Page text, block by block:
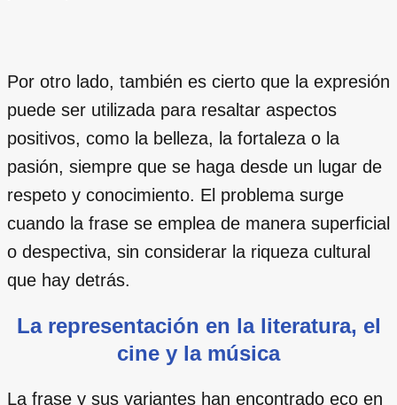
Por otro lado, también es cierto que la expresión
puede ser utilizada para resaltar aspectos
positivos, como la belleza, la fortaleza o la
pasión, siempre que se haga desde un lugar de
respeto y conocimiento. El problema surge
cuando la frase se emplea de manera superficial
o despectiva, sin considerar la riqueza cultural
que hay detrás.
La representación en la literatura, el
cine y la música
La frase y sus variantes han encontrado eco en